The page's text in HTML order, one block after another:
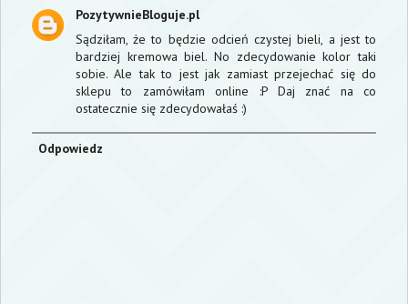
PozytywnieBloguje.pl
Sądziłam, że to będzie odcień czystej bieli, a jest to
bardziej kremowa biel. No zdecydowanie kolor taki
sobie. Ale tak to jest jak zamiast przejechać się do
sklepu to zamówiłam online :P Daj znać na co
ostatecznie się zdecydowałaś :)
Odpowiedz